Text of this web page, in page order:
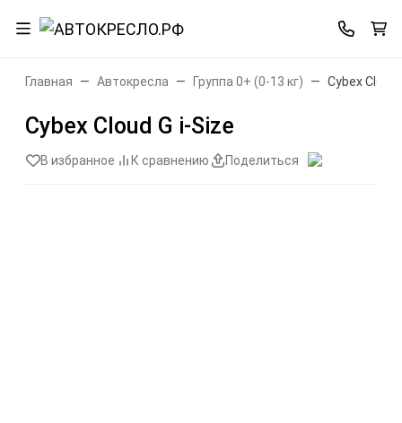
Главная Автокресла Группа 0+ (0-13 кг) Cybex Cloud
Cybex Cloud G i-Size
В избранное К сравнению Поделиться